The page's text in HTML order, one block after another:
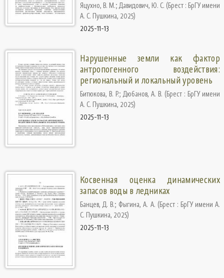
Яцухно, В. М.; Давидович, Ю. С. (Брест : БрГУ имени
А. С. Пушкина, 2025)
2025-11-13
Нарушенные земли как фактор
антропогенного воздействия:
региональный и локальный уровень
Битюкова, В. Р.; Дюбанов, А. В. (Брест : БрГУ имени
А. С. Пушкина, 2025)
2025-11-13
Косвенная оценка динамических
запасов воды в ледниках
Банцев, Д. В.; Фыгина, А. А. (Брест : БрГУ имени А.
С. Пушкина, 2025)
2025-11-13